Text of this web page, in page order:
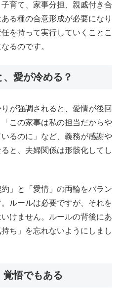
育て、家事分担、親戚付き合
る種の合意形成が必要になり
を持って実行していくことこ
るのです。
愛が冷める？
が強調されると、愛情が後回
この家事は私の担当だからや
るのに」など、義務が感謝や
と、夫婦関係は形骸化してし
」と「愛情」の両輪をバラン
ルールは必要ですが、それを
けません。ルールの背後にあ
ち」を忘れないようにしまし
悟でもある